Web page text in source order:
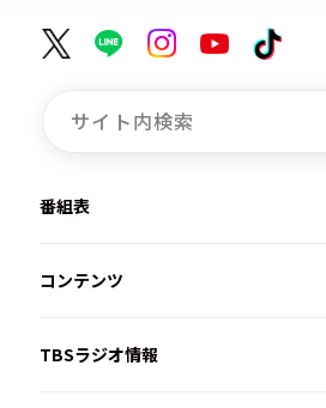
番組表
コンテンツ
TBSラジオ情報